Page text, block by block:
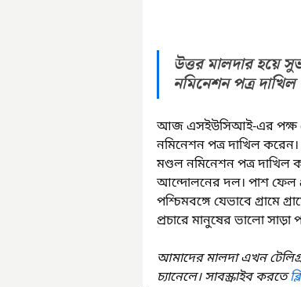
উত্তর মালদার হয়ে
নমিনেশন পত্র
আজ এসইউসিআই-এর পক্ষ
নমিনেশন পত্র দাখিল
মণ্ডল নমিনেশন পত্র দাখিল
আন্দোলনের দল। পাশ ফেল
পশ্চিমবঙ্গে যেভাবে গ্রামে
প্রচারে মানুষের ভালো সাড়া
আমাদের মালদা এখন
চ্যানেলে। সাবস্ক্রাইব করতে